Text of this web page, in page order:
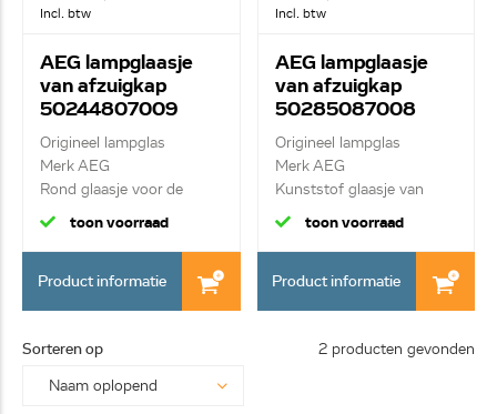
Incl. btw
AEG lampglaasje
van afzuigkap
50244807009
Origineel lampglas
Merk AEG
Rond glaasje voor de
verlichti...
toon voorraad
Product informatie
Incl. btw
AEG lampglaasje
van afzuigkap
50285087008
Origineel lampglas
Merk AEG
Kunststof glaasje van
verlicht...
toon voorraad
Product informatie
Sorteren op 2 producten gevonden